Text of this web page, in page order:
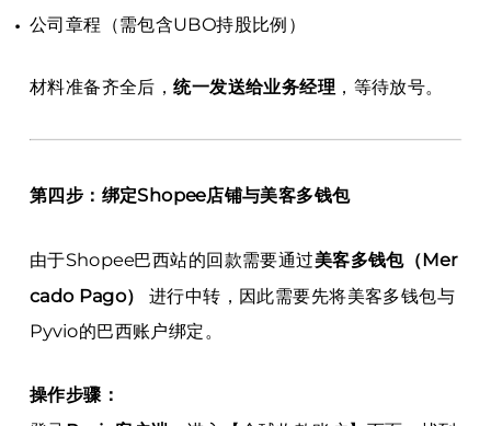
公司章程（需包含UBO持股比例）
材料准备齐全后，统一发送给业务经理 ，等待放号。
第四步：绑定Shopee店铺与美客多钱包
由于Shopee巴西站的回款需要通过美客多钱包（Mer
cado Pago）
进行中转，因此需要先将美客多钱包与
Pyvio的巴西账户绑定。
操作步骤：